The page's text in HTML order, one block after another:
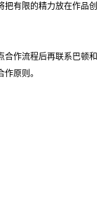
把有限的精力放在作品创
合作流程后再联系巴顿和
原则。